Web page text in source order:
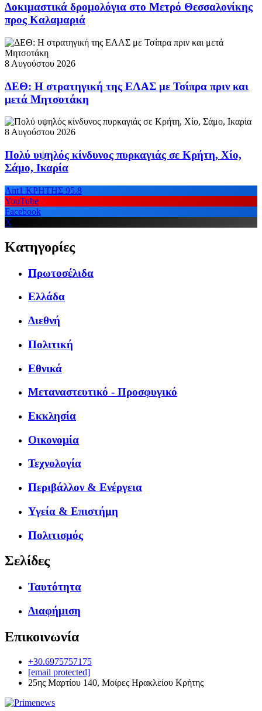
Δοκιμαστικά δρομολόγια στο Μετρό Θεσσαλονίκης
προς Καλαμαριά
8 Αυγούστου 2026
ΔΕΘ: Η στρατηγική της ΕΛΑΣ με Τσίπρα πριν και
μετά Μητσοτάκη
8 Αυγούστου 2026
Πολύ υψηλός κίνδυνος πυρκαγιάς σε Κρήτη, Χίο,
Σάμο, Ικαρία
Ant1 ΚΡΗΤΗΣ 95.8
YouTube
Facebook
X
Κατηγορίες
Πρωτοσέλιδα
Ελλάδα
Διεθνή
Πολιτική
Εθνικά
Μεταναστευτικό - Προσφυγικό
Εκκλησία
Οικονομία
Τεχνολογία
Περιβάλλον & Ενέργεια
Υγεία & Επιστήμη
Πολιτισμός
Σελίδες
Ταυτότητα
Διαφήμιση
Επικοινωνία
+30.6975757175
[email protected]
25ης Μαρτίου 140, Μοίρες Ηρακλείου Κρήτης